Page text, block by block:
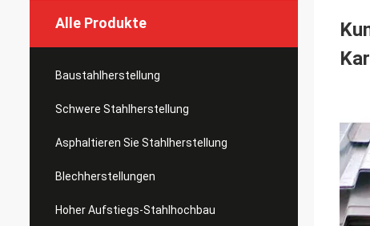
Alle Produkte
Baustahlherstellung
Schwere Stahlherstellung
Asphaltieren Sie Stahlherstellung
Blechherstellungen
Hoher Aufstiegs-Stahlhochbau